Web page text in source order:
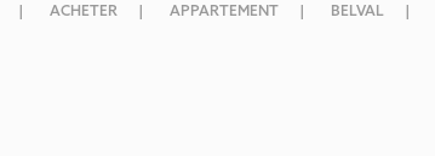
ACHETER APPARTEMENT BELVAL